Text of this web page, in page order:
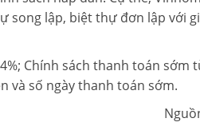
song lập, biệt thự đơn lập với
Chính sách thanh toán sớm
và số ngày thanh toán sớm.